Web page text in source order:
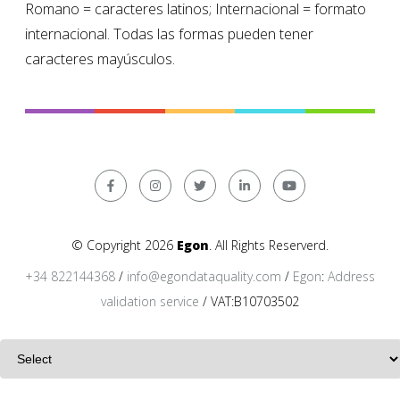
Romano = caracteres latinos; Internacional = formato
internacional. Todas las formas pueden tener
caracteres mayúsculos.
© Copyright 2026 Egon. All Rights Reserverd.
+34 822144368 / info@egondataquality.com / Egon: Address
validation service / VAT:B10703502